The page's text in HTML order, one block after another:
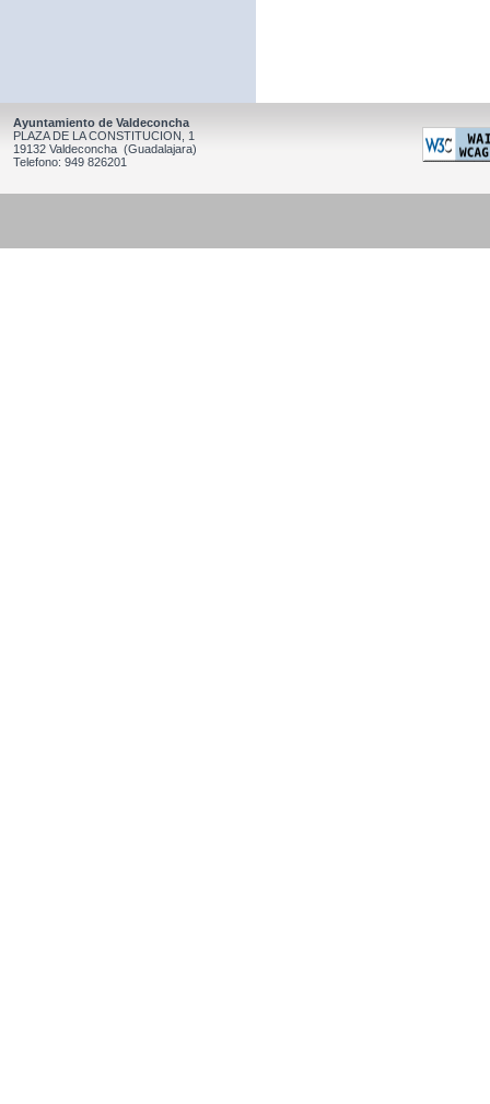
Ayuntamiento de Valdeconcha
PLAZA DE LA CONSTITUCION, 1
19132 Valdeconcha (Guadalajara)
Telefono: 949 826201